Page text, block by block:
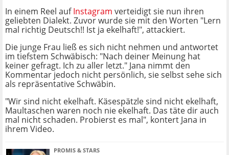
In einem Reel aufInstagram verteidigt sie nun ihren
geliebten Dialekt. Zuvor wurde sie mit den Worten "Lern
mal richtig Deutsch!! Ist ja ekelhaft!", attackiert.
Die junge Frau ließ es sich nicht nehmen und antwortet
im tiefstem Schwäbisch: "Nach deiner Meinung hat
keiner gefragt. Ich zu aller letzt." Jana nimmt den
Kommentar jedoch nicht persönlich, sie selbst sehe sich
als repräsentative Schwäbin.
"Wir sind nicht ekelhaft. Käsespätzle sind nicht ekelhaft,
Maultaschen waren noch nie ekelhaft. Das täte dir auch
mal nicht schaden. Probierst es mal", kontert Jana in
ihrem Video.
PROMIS & STARS